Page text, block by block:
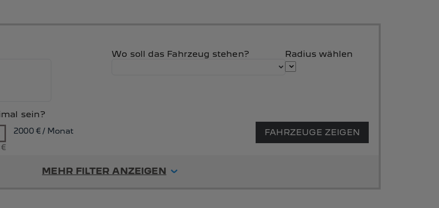
Wo soll das Fahrzeug stehen? Radius wählen
sein?
2000€ / Monat FAHRZEUGE ZEIGEN
MEHR FILTER ANZEIGEN